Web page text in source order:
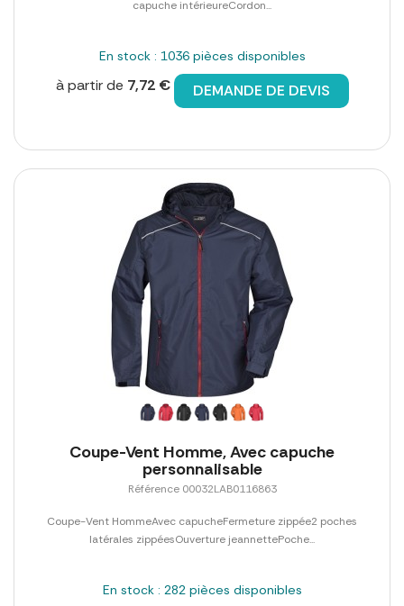
capuche intérieureCordon...
En stock : 1036 pièces disponibles
à partir de 7,72 € DEMANDE DE DEVIS
Coupe-Vent Homme, Avec capuche
personnalisable
Référence 00032LAB0116863
Coupe-Vent HommeAvec capucheFermeture zippée2 poches
latérales zippéesOuverture jeannettePoche...
En stock : 282 pièces disponibles